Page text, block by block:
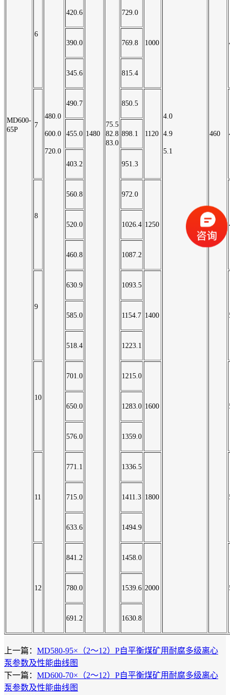
MD600-
65P
480.0
600.0
720.0
1480
75.5
82.8
83.0
4.0
4.9
5.1
460
6
420.6 729.0
1000
390.0 769.8
345.6 815.4
7
490.7 850.5
1120
455.0 898.1
403.2 951.3
8
560.8 972.0
1250
520.0 1026.4
460.8 1087.2
9
630.9 1093.5
1400
585.0 1154.7
518.4 1223.1
10
701.0 1215.0
1600
650.0 1283.0
576.0 1359.0
11
771.1 1336.5
1800
715.0 1411.3
633.6 1494.9
12
841.2 1458.0
2000
780.0 1539.6
691.2 1630.8
上一篇： MD580-95×（2～12）P自平衡煤矿用耐腐多级离心
泵参数及性能曲线图
下一篇： MD600-70×（2～12）P自平衡煤矿用耐腐多级离心
泵参数及性能曲线图